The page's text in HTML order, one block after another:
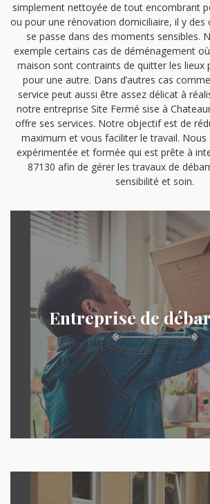
simplement nettoyée de tout encombrant
ou pour une rénovation domiciliaire, il y des
se passe dans des moments sensibles.
exemple certains cas de déménagement
maison sont contraints de quitter les lieux
pour une autre. Dans d’autres cas
service peut aussi être assez délicat à
notre entreprise Site Fermé sise à
offre ses services. Notre objectif est de
maximum et vous faciliter le travail. Nous
expérimentée et formée qui est prête à
87130 afin de gérer les travaux de
sensibilité et soin.
Entreprise de